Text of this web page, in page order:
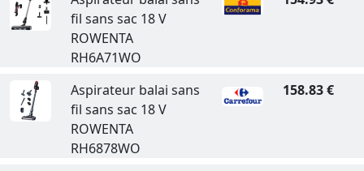
fil sans sac 18 V
ROWENTA
RH6A71WO
Aspirateur balai sans
fil sans sac 18 V
ROWENTA
RH6878WO
158.83 €